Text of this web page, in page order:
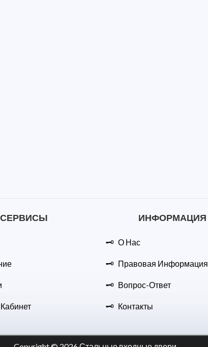
СЕРВИСЫ ИНФОРМАЦИЯ
О Нас
Правовая Информация
Вопрос-Ответ
Контакты